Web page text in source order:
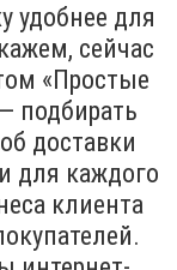
удобнее для
сейчас
«Простые
подбирать
доставки
для каждого
клиента